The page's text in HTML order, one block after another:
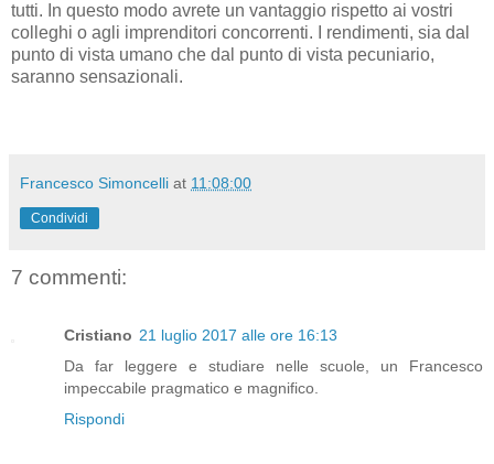
tutti. In questo modo avrete un vantaggio rispetto ai vostri
colleghi o agli imprenditori concorrenti. I rendimenti, sia dal
punto di vista umano che dal punto di vista pecuniario,
saranno sensazionali.
Francesco Simoncelli at 11:08:00
Condividi
7 commenti:
Cristiano 21 luglio 2017 alle ore 16:13
Da far leggere e studiare nelle scuole, un Francesco
impeccabile pragmatico e magnifico.
Rispondi